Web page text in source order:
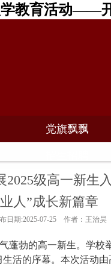
教育活动——
党旗飘飘
2025级高一新
业人”成长新篇章
日期:2025-07-25 作者：王治昊
蓬勃的高一新生。学校
生活的序幕。本次活动